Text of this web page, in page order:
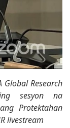
Global Research
sesyon na
Protektahan
livestream